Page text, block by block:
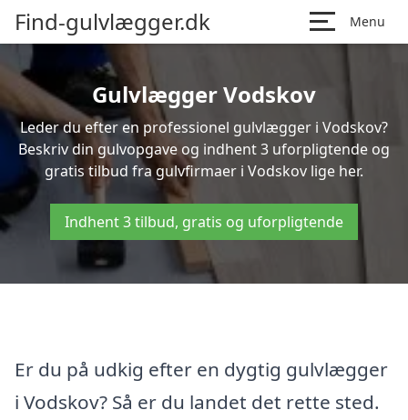
Find-gulvlægger.dk Menu
Gulvlægger Vodskov
Leder du efter en professionel gulvlægger i Vodskov?
Beskriv din gulvopgave og indhent 3 uforpligtende og
gratis tilbud fra gulvfirmaer i Vodskov lige her.
Indhent 3 tilbud, gratis og uforpligtende
Er du på udkig efter en dygtig gulvlægger
i Vodskov? Så er du landet det rette sted.